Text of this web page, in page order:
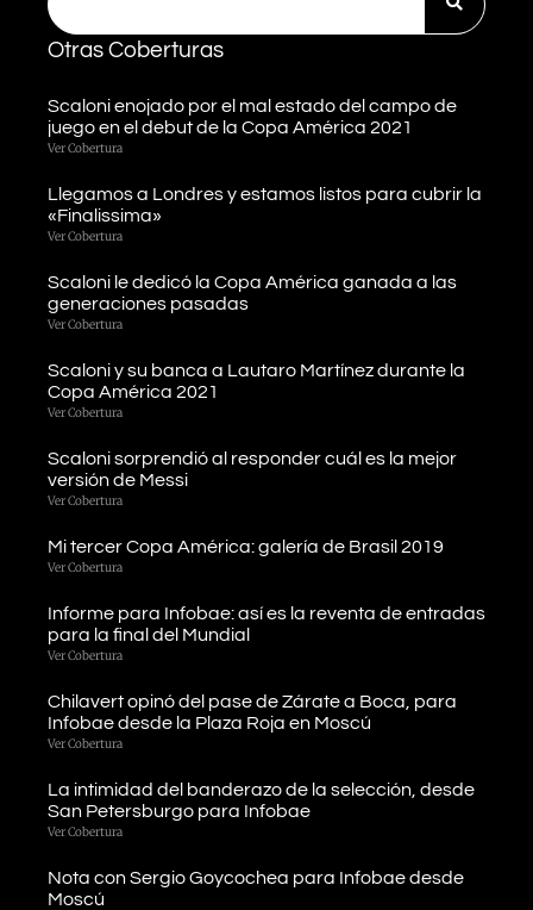
Otras Coberturas
Scaloni enojado por el mal estado del campo de
juego en el debut de la Copa América 2021
Ver Cobertura
Llegamos a Londres y estamos listos para cubrir la
«Finalissima»
Ver Cobertura
Scaloni le dedicó la Copa América ganada a las
generaciones pasadas
Ver Cobertura
Scaloni y su banca a Lautaro Martínez durante la
Copa América 2021
Ver Cobertura
Scaloni sorprendió al responder cuál es la mejor
versión de Messi
Ver Cobertura
Mi tercer Copa América: galería de Brasil 2019
Ver Cobertura
Informe para Infobae: así es la reventa de entradas
para la final del Mundial
Ver Cobertura
Chilavert opinó del pase de Zárate a Boca, para
Infobae desde la Plaza Roja en Moscú
Ver Cobertura
La intimidad del banderazo de la selección, desde
San Petersburgo para Infobae
Ver Cobertura
Nota con Sergio Goycochea para Infobae desde
Moscú